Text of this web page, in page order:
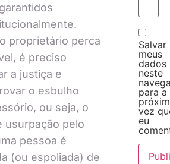
proprietário perca
é preciso
a justiça e
o esbulho
ou seja, o
usurpação pelo
pessoa é
(ou espoliada) de
Salvar
meus
dados
neste
para a
vez
eu